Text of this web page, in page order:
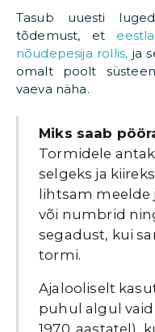
Tasub uuesti
tõdemust, et
nõudepesija rollis, ja
omalt poolt
vaeva näha.
Miks saab
Tormidele
selgeks ja
lihtsam meelde
või numbrid
segadust, kui
tormi.
Ajalooliselt
puhul algul vaid